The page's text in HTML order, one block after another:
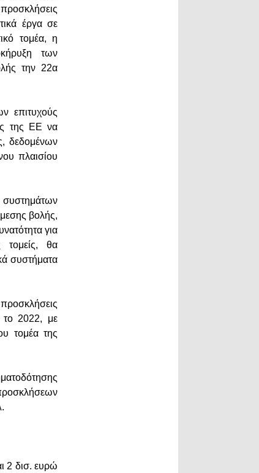
έργα σε
τομέα, η
των
την 22α
επιτυχούς
της ΕΕ να
δεδομένων
πλαισίου
συστημάτων
βολής,
για
τομείς, θα
συστήματα
το 2022, με
τομέα της
2 δισ. ευρώ